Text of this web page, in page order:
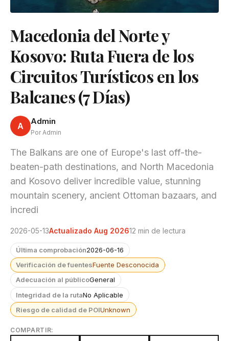
Macedonia del Norte y
Kosovo: Ruta Fuera de los
Circuitos Turísticos en los
Balcanes (7 Días)
A Admin
Por Admin
The Balkans are one of Europe's last off-the-
beaten-path destinations, and North Macedonia
and Kosovo deliver incredible value, stunning
mountain scenery, ancient Ottoman bazaars, and
incredi
2026-05-13Actualizado Aug 202612 min de lectura
Última comprobación2026-06-16
Verificación de fuentesFuente Desconocida
Adecuación al públicoGeneral
Integridad de la rutaNo Aplicable
Riesgo de calidad de POIUnknown
COMPARTIR: